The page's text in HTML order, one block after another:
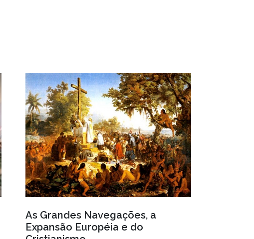
As Grandes Navegações, a
Expansão Européia e do